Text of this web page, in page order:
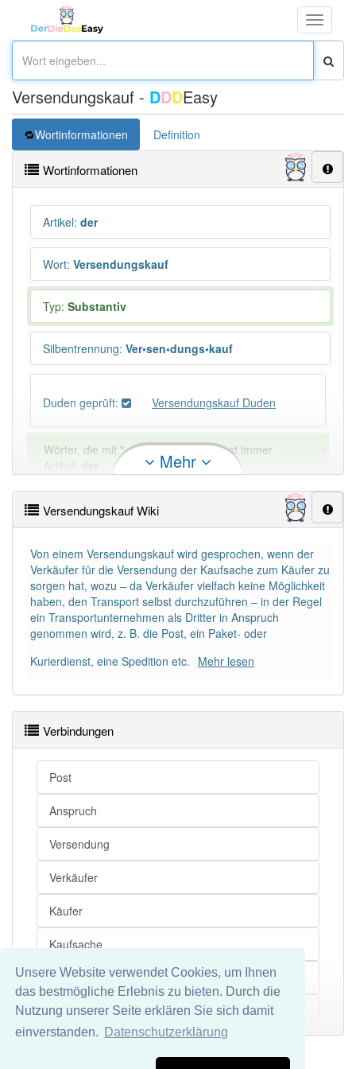
Unsere Website verwendet Cookies, um Ihnen
das bestmögliche Erlebnis zu bieten. Durch die
Nutzung unserer Seite erklären Sie sich damit
einverstanden.
Datenschutzerklärung
Toggle
Versendungskauf - DDDEasy
Wortinformationen Definition
Wortinformationen
Artikel: der
Wort: Versendungskauf
Typ: Substantiv
Silbentrennung: Ver•sen•dungs•kauf
Duden geprüft: Versendungskauf Duden
Wörter, die mit "-uf" enden, haben fast immer
Artikel:
der
DER:388
DIE:0
DAS:4Ausnahmen Beispiele
PowerIndex:3
Wörter mit Endung
einem anderen Artikelder: 0
Das Wort wird häufig verwendet im Bereich
Wirtschaft
99% unserer Spielapp-Nutzer haben den Artikel
korrekt erraten.
Mehr
Versendungskauf Wiki
Von einem Versendungskauf wird gesprochen, wenn der
Verkäufer für die Versendung der Kaufsache zum Käufer zu
sorgen hat, wozu – da Verkäufer vielfach keine Möglichkeit
haben, den Transport selbst durchzuführen – in der Regel
ein Transportunternehmen als Dritter in Anspruch
genommen wird, z. B. die Post, ein Paket- oder
Kurierdienst, eine Spedition etc. Mehr lesen
Verbindungen
Post
Anspruch
Versendung
Verkäufer
Käufer
Kaufsache
Kurierdienst
Paket Mehr
Datenschutz